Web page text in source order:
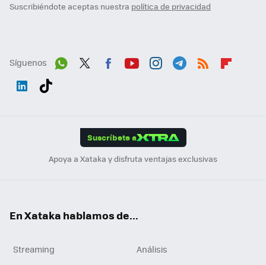
Suscribiéndote aceptas nuestra política de privacidad
Síguenos
Suscríbete a
Apoya a Xataka y disfruta ventajas exclusivas
En Xataka hablamos de...
Streaming
Análisis